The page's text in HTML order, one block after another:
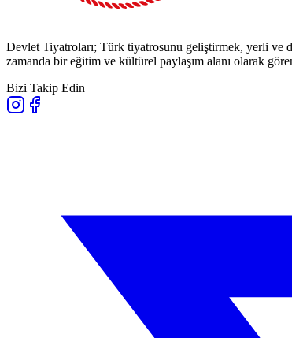
Devlet Tiyatroları; Türk tiyatrosunu geliştirmek, yerli ve
zamanda bir eğitim ve kültürel paylaşım alanı olarak
Bizi Takip Edin